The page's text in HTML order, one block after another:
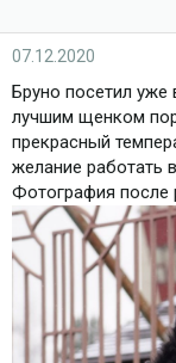
07.12.2020
Бруно посетил
лучшим щенком
прекрасный
желание работать
Фотография после